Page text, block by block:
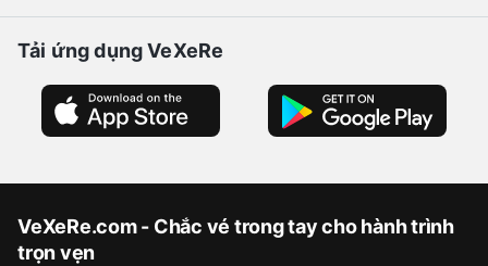
Tải ứng dụng VeXeRe
VeXeRe.com - Chắc vé trong tay cho hành trình
trọn vẹn